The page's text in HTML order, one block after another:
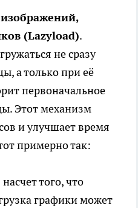
(Lazyload).
не сразу
а только при её
первоначальное
Этот механизм
и улучшает время
примерно так:
того, что
графики может